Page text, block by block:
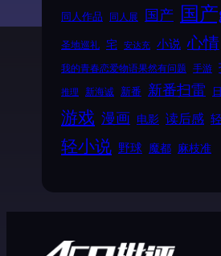
同人作品 同人展 国产 国
圣地巡礼 宅 安达充 小说 心情
我的青春恋爱物语果然有问题 手游
推理 新海诚 新番 新番扫雷
游戏 漫画 电影 读后感
轻小说 野球 魔都 麻枝准